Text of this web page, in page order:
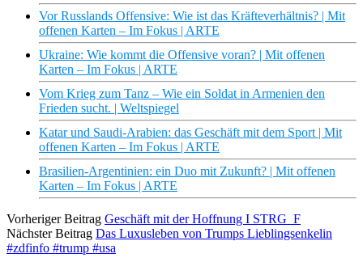
Vor Russlands Offensive: Wie ist das Kräfteverhältnis? | Mit
offenen Karten – Im Fokus | ARTE
Ukraine: Wie kommt die Offensive voran? | Mit offenen
Karten – Im Fokus | ARTE
Vom Krieg zum Tanz – Wie ein Soldat in Armenien den
Frieden sucht. | Weltspiegel
Katar und Saudi-Arabien: das Geschäft mit dem Sport | Mit
offenen Karten – Im Fokus | ARTE
Brasilien-Argentinien: ein Duo mit Zukunft? | Mit offenen
Karten – Im Fokus | ARTE
Vorheriger Beitrag Geschäft mit der Hoffnung I STRG_F
Nächster Beitrag Das Luxusleben von Trumps Lieblingsenkelin
#zdfinfo #trump #usa